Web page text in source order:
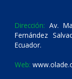
Dirección: Av.
Fernández
Ecuador.
Web: